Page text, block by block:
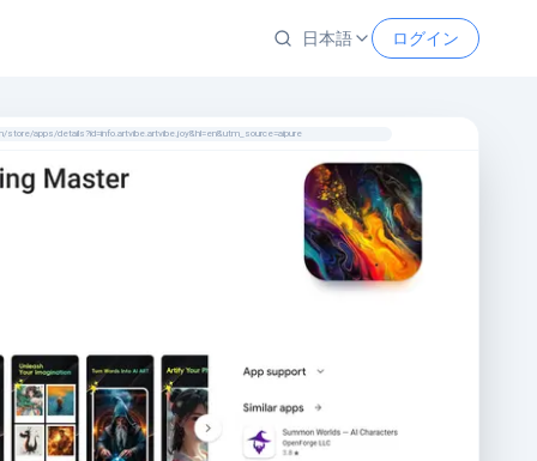
日本語 ログイン
store/apps/details?id=info.artvibe.artvibe.joy&hl=en&utm_source=aipure